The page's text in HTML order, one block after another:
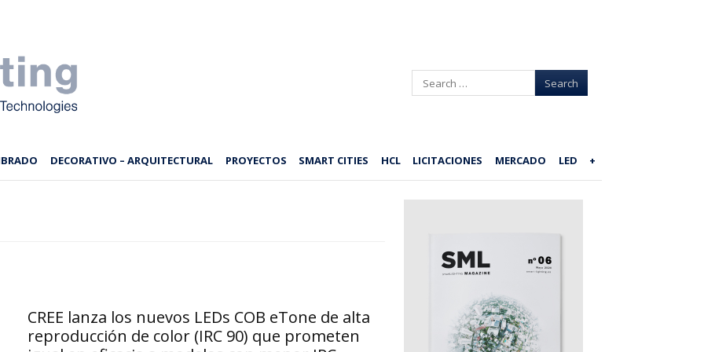
Search
DECORATIVO – ARQUITECTURAL PROYECTOS SMART CITIES HCL LICITACIONES MERCADO LED +
CREE lanza los nuevos LEDs COB eTone de alta
reproducción de color (IRC 90) que prometen